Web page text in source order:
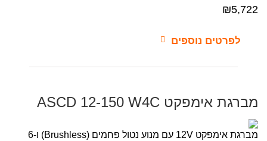
₪5,722
לפרטים נוספים
מברגת אימפקט ASCD 12-150 W4C
מברגת אימפקט 12V עם מנוע נטול פחמים (Brushless) ו-6